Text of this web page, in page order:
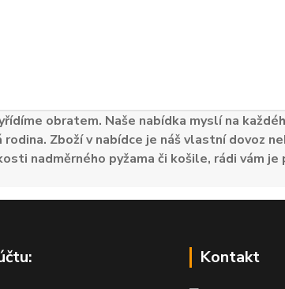
obratem. Naše nabídka myslí na
Zboží v nabídce je náš vlastní dovoz
nadměrného pyžama či košile, rádi vám
Kontakt